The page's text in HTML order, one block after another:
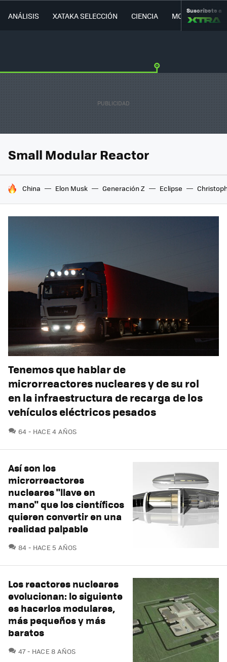
ANÁLISIS XATAKA SELECCIÓN CIENCIA MOVILIDAD
Suscríbete a
Small Modular Reactor
HOY SE HABLA DE
China Elon Musk Generación Z Eclipse
Tenemos que hablar de
microrreactores nucleares y de su rol
en la infraestructura de recarga de los
vehículos eléctricos pesados
64 COMENTARIOS
HACE 4 AÑOS
Así son los
microrreactores
nucleares "llave en
mano" que los científicos
quieren convertir en una
realidad palpable
84 COMENTARIOS
HACE 5 AÑOS
Los reactores nucleares
evolucionan: lo siguiente
es hacerlos modulares,
más pequeños y más
baratos
47COMENTARIOS
HACE 8 AÑOS